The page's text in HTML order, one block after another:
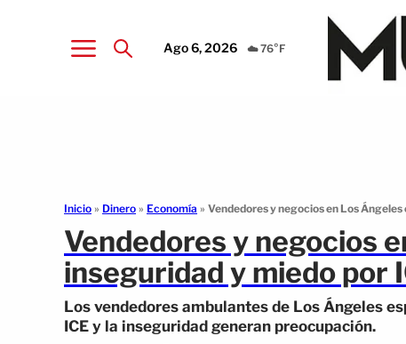
Ago 6, 2026 ☁️ 76°F
Inicio » Dinero » Economía » Vendedores y negocios en Los
Vendedores y negocios
inseguridad y miedo por
Los vendedores ambulantes de Los Ángeles
ICE y la inseguridad generan preocupación.